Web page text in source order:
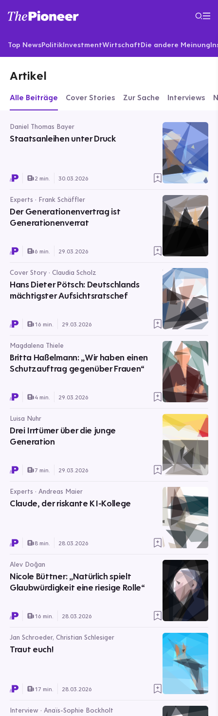
Top NewsPolitikInvestmentWirtschaftDie andere Meinung
Artikel
Alle Beiträge Cover Stories Zur Sache Interviews
Daniel Thomas Bayer
Staatsanleihen unter Druck
2 min. 30.03.2026
Experts · Frank Schäffler
Der Generationenvertrag ist
Generationenverrat
6 min. 29.03.2026
Cover Story · Claudia Scholz
Hans Dieter Pötsch: Deutschlands
mächtigster Aufsichtsratschef
16 min. 29.03.2026
Magdalena Thiele
Britta Haßelmann: „Wir haben einen
Schutzauftrag gegenüber Frauen“
4 min. 29.03.2026
Luisa Nuhr
Drei Irrtümer über die junge
Generation
7 min. 29.03.2026
Experts · Andreas Maier
Claude, der riskante KI-Kollege
8 min. 28.03.2026
Alev Doğan
Nicole Büttner: „Natürlich spielt
Glaubwürdigkeit eine riesige Rolle“
16 min. 28.03.2026
Jan Schroeder, Christian Schlesiger
Traut euch!
17 min. 28.03.2026
Interview · Anaïs-Sophie Bockholt